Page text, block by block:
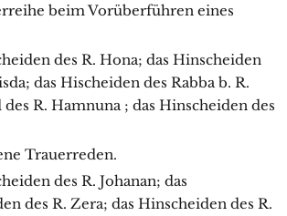
beim Vorüberführen eines
des R. Hona; das Hinscheiden
das Hischeiden des Rabba b. R.
R. Hamnuna ; das Hinscheiden des
Trauerreden.
des R. Johanan; das
des R. Zera; das Hinscheiden des R.